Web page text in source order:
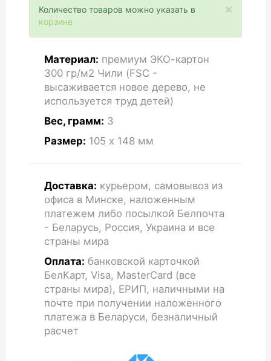
×
Количество товаров можно указать в
корзине
Материал: премиум ЭКО-картон
300 гр/м2 Чили (FSC -
высаживается новое дерево, не
используется труд детей)
Вес, грамм: 3
Размер: 105 x 148 мм
Доставка: курьером, самовывоз из
офиса в Минске, наложенным
платежем либо посылкой Белпочта
- Беларусь, Россия, Украина и все
страны мира
Оплата: банковской карточкой
БелКарт, Visa, MasterCard (все
страны мира), ЕРИП, наличными на
почте при получении наложенного
платежа в Беларуси, безналичный
расчет